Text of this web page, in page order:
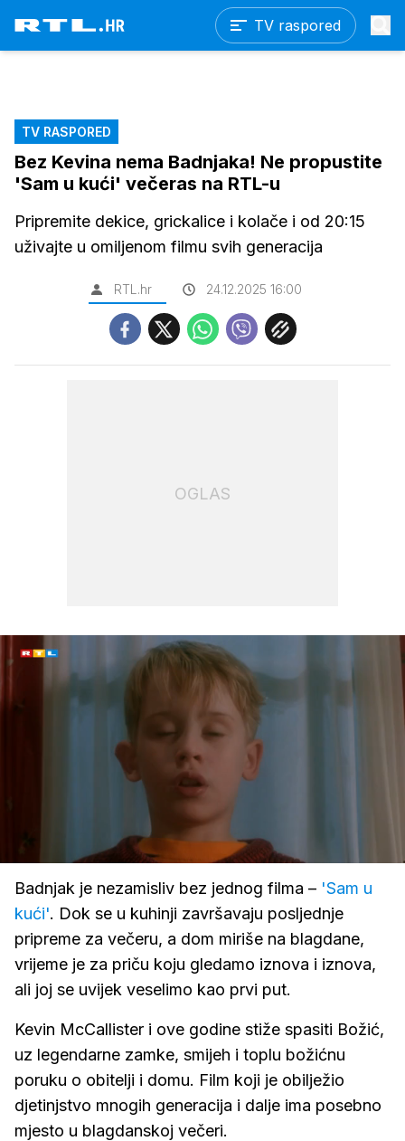
TV raspored
TV RASPORED
Bez Kevina nema Badnjaka! Ne propustite
'Sam u kući' večeras na RTL-u
Pripremite dekice, grickalice i kolače i od 20:15
uživajte u omiljenom filmu svih generacija
RTL.hr 24.12.2025 16:00
OGLAS
zvuk
/
Loaded
100.00%
Badnjak je nezamisliv bez jednog filma – 'Sam u
kući'. Dok se u kuhinji završavaju posljednje
pripreme za večeru, a dom miriše na blagdane,
vrijeme je za priču koju gledamo iznova i iznova,
ali joj se uvijek veselimo kao prvi put.
Kevin McCallister i ove godine stiže spasiti Božić,
uz legendarne zamke, smijeh i toplu božićnu
poruku o obitelji i domu. Film koji je obilježio
djetinjstvo mnogih generacija i dalje ima posebno
mjesto u blagdanskoj večeri.